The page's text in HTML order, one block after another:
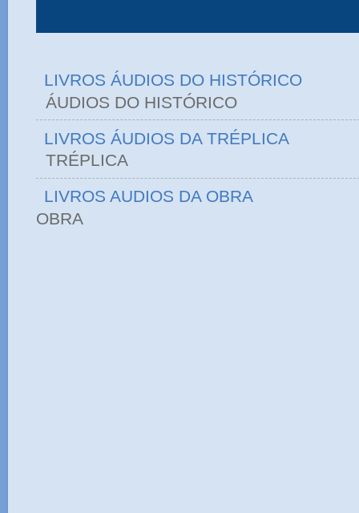
LIVROS ÁUDIOS DO HISTÓRICO
ÁUDIOS DO
LIVROS ÁUDIOS DA TRÉPLICA
TRÉPLICA
LIVROS AUDIOS DA OBRA
OBRA